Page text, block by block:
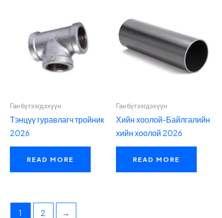
Ган бүтээгдэхүүн
Тэнцүү гуравлагч тройник
2026
READ MORE
Ган бүтээгдэхүүн
Хийн хоолой-Байлгалийн
хийн хоолой 2026
READ MORE
1 2 →